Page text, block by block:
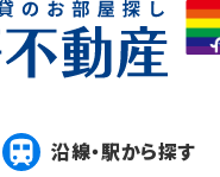
沿線・駅から探す